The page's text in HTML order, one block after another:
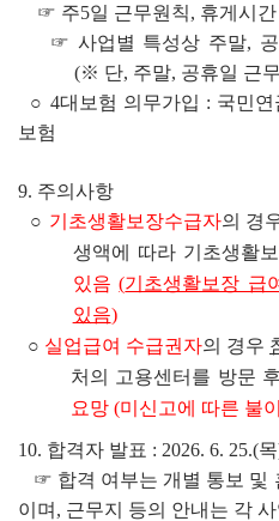
☞ 주5일 근무원칙, 휴게시간
☞ 사업별 특성상 주말,
(※ 단, 주말, 공휴일 근
○ 4대보험 의무가입 : 국민연
보험
9. 주의사항
○ 기초생활보장수급자의 경
생액에 따라 기초생활
있음 (기초생활보장 급
있음)
○ 실업급여 수급권자의 경우
처의 고용센터를 방문 후
요망 (미신고에 따른 불
10. 합격자 발표 : 2026. 6. 25.(목
☞ 합격 여부는 개별 통보 및
이며, 근무지 등의 안내는 각